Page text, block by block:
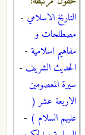
التاريخ الاسلامي -
مصطلحات و
مفاهيم اسلامية -
الحديث الشريف -
سيرة المعصومين
الاربعة عشر (
عليهم السلام ) -